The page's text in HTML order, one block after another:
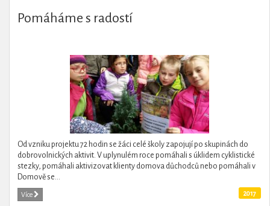
Pomáháme s radostí
Od vzniku projektu 72 hodin se žáci celé školy zapojují po skupinách do
dobrovolnických aktivit. V uplynulém roce pomáhali s úklidem cyklistické
stezky, pomáhali aktivizovat klienty domova důchodců nebo pomáhali v
Domově se...
Více 2017